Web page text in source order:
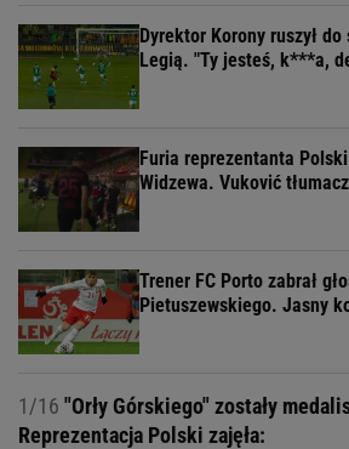
Dyrektor Korony ruszył
Legią. "Ty jesteś, k***a,
Furia reprezentanta
Widzewa. Vuković
Trener FC Porto zabrał
Pietuszewskiego. Jasny
1/16 "Orły Górskiego" zostały
Reprezentacja Polski zajęła: